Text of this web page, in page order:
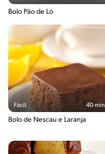
Bolo Pão de Ló
Fácil 40 min
Bolo de Nescau e Laranja